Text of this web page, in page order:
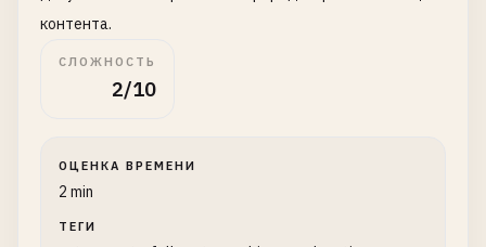
контента.
СЛОЖНОСТЬ
2/10
ОЦЕНКА ВРЕМЕНИ
2 min
ТЕГИ